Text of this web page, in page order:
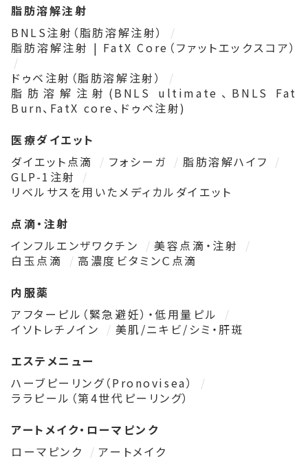
脂肪溶解注射
BNLS注射（脂肪溶解注射）
脂肪溶解注射 | FatX Core（ファットエックスコア）
ドゥベ注射（脂肪溶解注射）
脂肪溶解注射(BNLS ultimate、BNLS Fat
Burn、FatX core、ドゥベ注射)
医療ダイエット
ダイエット点滴
フォシーガ
脂肪溶解ハイフ
GLP-1注射
リベルサスを用いたメディカルダイエット
点滴・注射
インフルエンザワクチン
美容点滴・注射
白玉点滴
高濃度ビタミンＣ点滴
内服薬
アフターピル（緊急避妊）・低用量ピル
イソトレチノイン
美肌/ニキビ/シミ・肝斑
エステメニュー
ハーブピーリング（Pronovisea）
ララピール（第4世代ピーリング）
アートメイク・ローマピンク
ローマピンク
アートメイク